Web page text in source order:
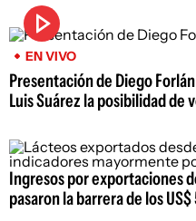
EN VIVO
Presentación de Diego
Luis Suárez la posibilidad de
Ingresos por exportaciones
pasaron la barrera de los